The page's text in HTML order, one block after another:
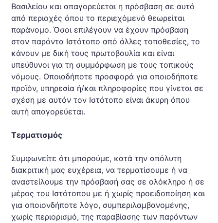
Βασιλείου και απαγορεύεται η πρόσβαση σε αυτό
από περιοχές όπου το περιεχόμενό θεωρείται
παράνομο. Όσοι επιλέγουν να έχουν πρόσβαση
στον παρόντα Ιστότοπο από άλλες τοποθεσίες, το
κάνουν με δική τους πρωτοβουλία και είναι
υπεύθυνοι για τη συμμόρφωση με τους τοπικούς
νόμους. Οποιαδήποτε προσφορά για οποιοδήποτε
προϊόν, υπηρεσία ή/και πληροφορίες που γίνεται σε
σχέση με αυτόν τον Ιστότοπο είναι άκυρη όπου
αυτή απαγορεύεται.
Τερματισμός
Συμφωνείτε ότι μπορούμε, κατά την απόλυτη
διακριτική μας ευχέρεια, να τερματίσουμε ή να
αναστείλουμε την πρόσβασή σας σε ολόκληρο ή σε
μέρος του Ιστότοπου με ή χωρίς προειδοποίηση και
για οποιονδήποτε λόγο, συμπεριλαμβανομένης,
χωρίς περιορισμό, της παραβίασης των παρόντων